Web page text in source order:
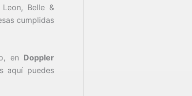
Belle &
cumplidas
en Doppler
aquí puedes